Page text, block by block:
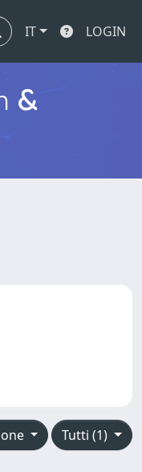
IT LOGIN
&
Tutti (1)